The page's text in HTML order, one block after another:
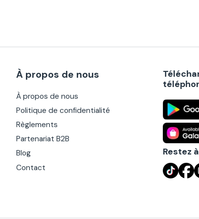
À propos de nous
À propos de nous
Politique de confidentialité
Règlements
Partenariat B2B
Blog
Contact
Restez